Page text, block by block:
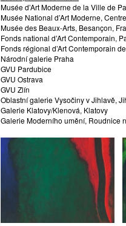
Musée d’Art Moderne de la Ville de
Musée National d’Art Moderne,
Musée des Beaux-Arts, Besançon,
Fonds national d’Art Contemporain,
Fonds régional d’Art Contemporain
Národní galerie Praha
GVU Pardubice
GVU Ostrava
GVU Zlín
Oblastní galerie Vysočiny v Jihlavě,
Galerie Klatovy/Klenová, Klatovy
Galerie Moderního umění, Roudnice